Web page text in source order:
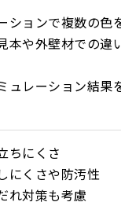
ションで複数の色
本や外壁材での違
ュレーション結果
ちにくさ
にくさや防汚性
れ対策も考慮